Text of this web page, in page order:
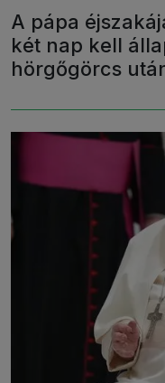
A pápa
két nap kell
hörgőgörcs